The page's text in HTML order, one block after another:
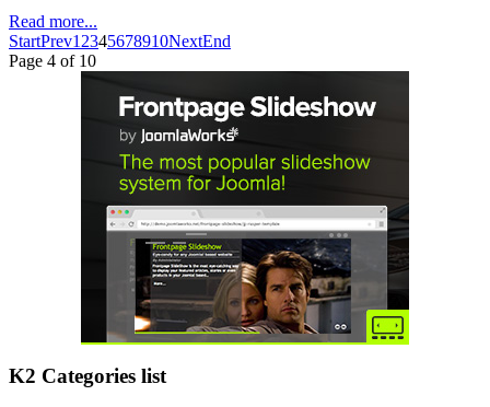
Read more...
StartPrev1 2345678910NextEnd
Page 4 of 10
K2 Categories list